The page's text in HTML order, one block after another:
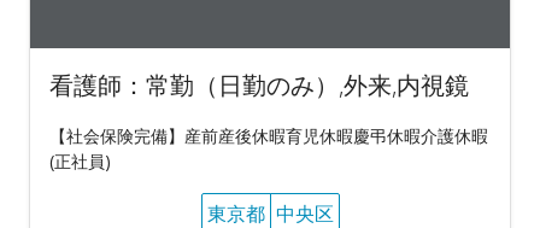
看護師：常勤（日勤のみ）,外来,内視鏡
【社会保険完備】産前産後休暇育児休暇慶弔休暇介護休暇
(正社員)
東京都 中央区